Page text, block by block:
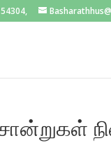
சான்றுகள்